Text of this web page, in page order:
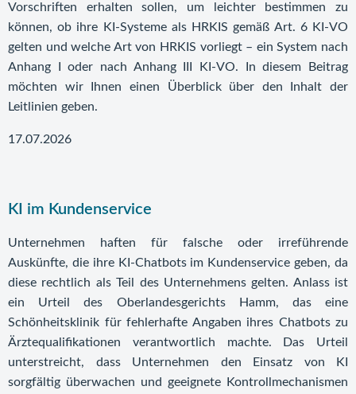
Vorschriften erhalten sollen, um leichter bestimmen zu
können, ob ihre KI-Systeme als HRKIS gemäß Art. 6 KI-VO
gelten und welche Art von HRKIS vorliegt – ein System nach
Anhang I oder nach Anhang III KI-VO. In diesem Beitrag
möchten wir Ihnen einen Überblick über den Inhalt der
Leitlinien geben.
17.07.2026
KI im Kundenservice
Unternehmen haften für falsche oder irreführende
Auskünfte, die ihre KI-Chatbots im Kundenservice geben, da
diese rechtlich als Teil des Unternehmens gelten. Anlass ist
ein Urteil des Oberlandesgerichts Hamm, das eine
Schönheitsklinik für fehlerhafte Angaben ihres Chatbots zu
Ärztequalifikationen verantwortlich machte. Das Urteil
unterstreicht, dass Unternehmen den Einsatz von KI
sorgfältig überwachen und geeignete Kontrollmechanismen